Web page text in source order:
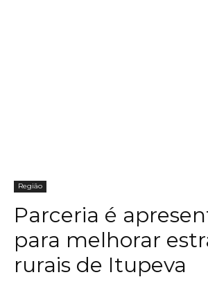
Região
Parceria é
para melhorar
rurais de Itupeva